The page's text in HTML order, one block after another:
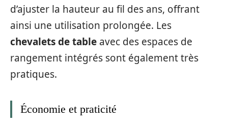
d’ajuster la hauteur au fil des ans, offrant
ainsi une utilisation prolongée. Les
chevalets de table avec des espaces de
rangement intégrés sont également très
pratiques.
Économie et praticité